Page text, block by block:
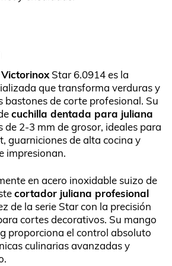
Star 6.0914 es la
que transforma verduras y
bastones de corte profesional. Su
cuchilla dentada para juliana
de 2-3 mm de grosor, ideales para
guarniciones de alta cocina y
impresionan.
en acero inoxidable suizo de
cortador juliana profesional
de la serie Star con la precisión
cortes decorativos. Su mango
proporciona el control absoluto
culinarias avanzadas y